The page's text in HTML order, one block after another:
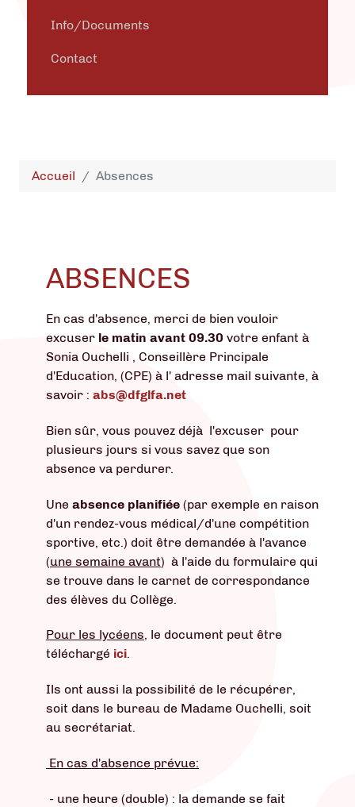
Info/Documents
Contact
Accueil Absences
ABSENCES
En cas d'absence, merci de bien vouloir
excuser le matin avant 09.30 votre enfant à
Sonia Ouchelli , Conseillère Principale
d'Education, (CPE) à l' adresse mail suivante, à
savoir : abs@dfglfa.net
Bien sûr, vous pouvez déjà l'excuser pour
plusieurs jours si vous savez que son
absence va perdurer.
Une absence planifiée (par exemple en raison
d'un rendez-vous médical/d'une compétition
sportive, etc.) doit être demandée à l'avance
(une semaine avant) à l'aide du formulaire qui
se trouve dans le carnet de correspondance
des élèves du Collège.
Pour les lycéens, le document peut être
téléchargé ici.
Ils ont aussi la possibilité de le récupérer,
soit dans le bureau de Madame Ouchelli, soit
au secrétariat.
En cas d'absence prévue:
- une heure (double) : la demande se fait